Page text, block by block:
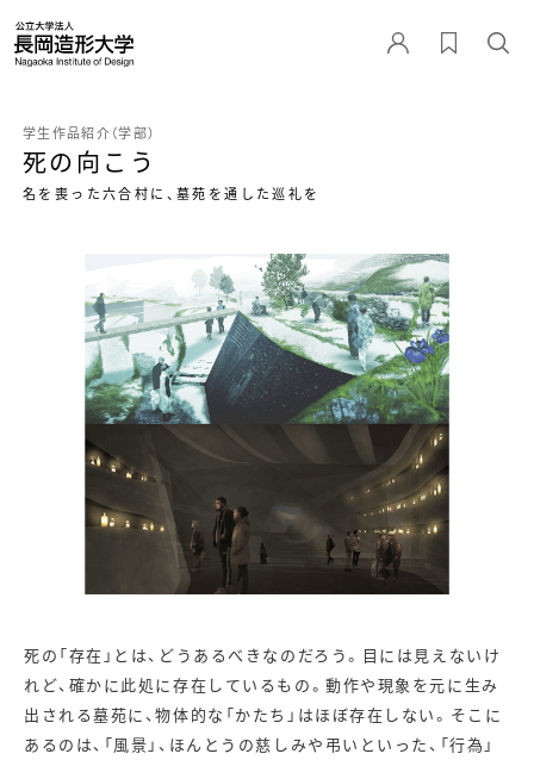
学生作品紹介（学部）
死の向こう
名を喪った六合村に、墓苑を通した巡礼を
死の「存在」とは、どうあるべきなのだろう。目には見えないけ
れど、確かに此処に存在しているもの。動作や現象を元に生み
出される墓苑に、物体的な「かたち」はほぼ存在しない。そこに
あるのは、「風景」、ほんとうの慈しみや弔いといった、「行為」